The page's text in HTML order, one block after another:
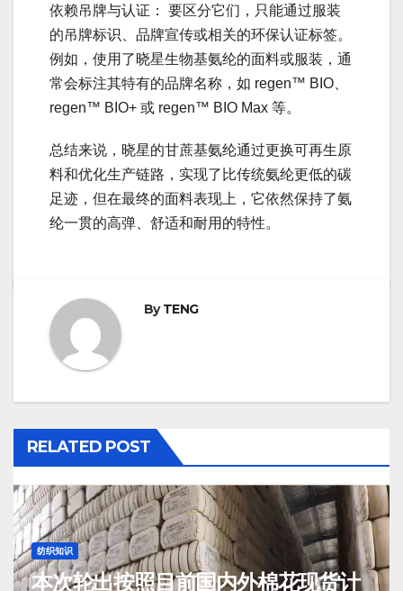
依赖吊牌与认证： 要区分它们，只能通过服装
的吊牌标识、品牌宣传或相关的环保认证标签。
例如，使用了晓星生物基氨纶的面料或服装，通
常会标注其特有的品牌名称，如 regen™ BIO、
regen™ BIO+ 或 regen™ BIO Max 等。
总结来说，晓星的甘蔗基氨纶通过更换可再生原
料和优化生产链路，实现了比传统氨纶更低的碳
足迹，但在最终的面料表现上，它依然保持了氨
纶一贯的高弹、舒适和耐用的特性。
ByTENG
RELATED POST
纺织知识
本次轮出按照目前国内外棉花现货计